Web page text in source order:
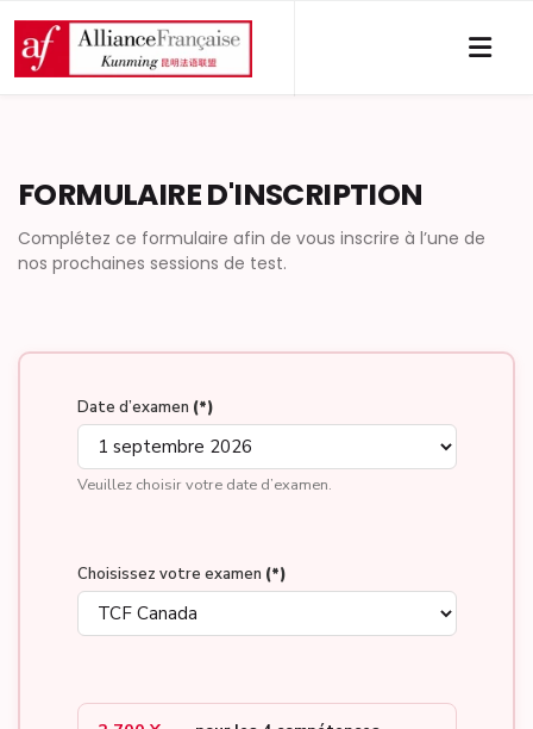
FORMULAIRE D'INSCRIPTION
Complétez ce formulaire afin de vous inscrire à l’une de
nos prochaines sessions de test.
Date d’examen (*)
Veuillez choisir votre date d’examen.
Choisissez votre examen (*)